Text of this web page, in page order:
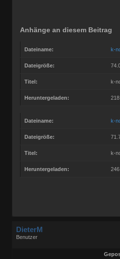
Anhänge an diesem Beitrag
Dateiname: k-
Dateigröße:
Titel: k-
Heruntergeladen: 218
Dateiname: k-
Dateigröße:
Titel: k-
Heruntergeladen: 246
DieterM
Benutzer